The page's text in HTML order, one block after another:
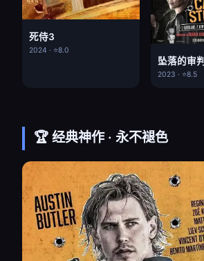
死侍3
2024 · ⭐8.0
坠落的审判
2023 · ⭐8.5
🏆 经典神作 · 永不褪色